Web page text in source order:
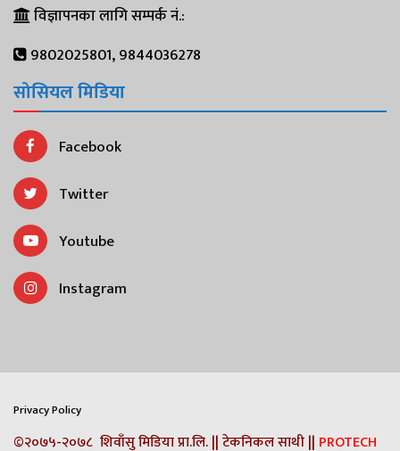
विज्ञापनका लागि सम्पर्क नं.:
9802025801, 9844036278
सोसियल मिडिया
Facebook
Twitter
Youtube
Instagram
Privacy Policy
©२०७५-२०७८ शिवाँसु मिडिया प्रा.लि. || टेकनिकल साथी || PROTECH